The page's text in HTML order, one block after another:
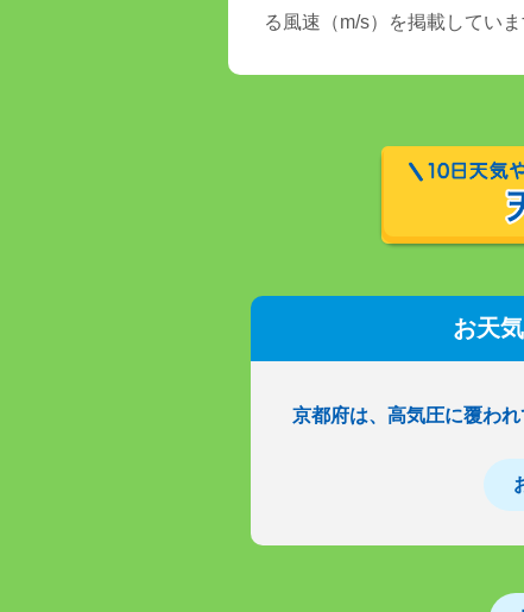
る風速（m/s）を掲載していま
お天
京都府は、高気圧に覆わ